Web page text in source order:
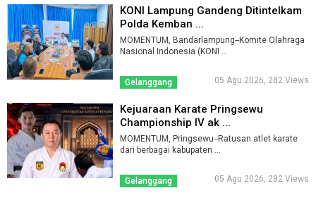
KONI Lampung Gandeng Ditintelkam
Polda Kemban ...
MOMENTUM, Bandarlampung--Komite Olahraga
Nasional Indonesia (KONI ...
Gelanggang 05 Agu 2026, 282 Views
Kejuaraan Karate Pringsewu
Championship IV ak ...
MOMENTUM, Pringsewu--Ratusan atlet karate
dari berbagai kabupaten ...
Gelanggang 05 Agu 2026, 282 Views